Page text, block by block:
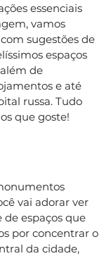
essenciais
vamos
sugestões de
espaços
de
e até
russa. Tudo
que goste!
vai adorar ver
espaços que
por concentrar o
da cidade,